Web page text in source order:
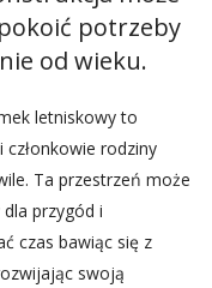
potrzeby
od wieku.
letniskowy to
rodziny
Ta przestrzeń może
przygód i
czas bawiąc się z
swoją